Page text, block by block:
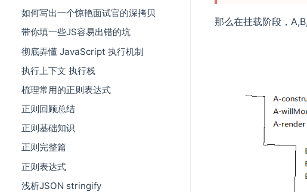
如何写出一个惊艳面试官的深拷贝
带你填一些JS容易出错的坑
彻底弄懂 JavaScript 执行机制
执行上下文 执行栈
梳理常用的正则表达式
正则回顾总结
正则基础知识
正则完整篇
正则表达式
浅析JSON stringify
那么在挂载阶段，